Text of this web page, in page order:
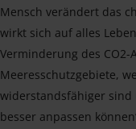
Mensch verändert das
wirkt sich auf alles
Verminderung des
Meeresschutzgebiete,
widerstandsfähiger sind
besser anpassen